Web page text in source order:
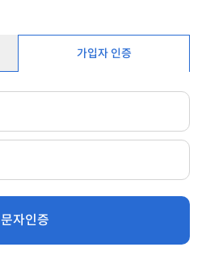
가입자 인증
문자인증